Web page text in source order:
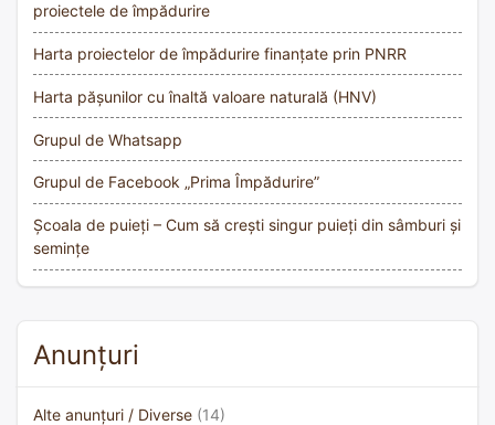
proiectele de împădurire
Harta proiectelor de împădurire finanțate prin PNRR
Harta pășunilor cu înaltă valoare naturală (HNV)
Grupul de Whatsapp
Grupul de Facebook „Prima Împădurire”
Școala de puieți – Cum să crești singur puieți din sâmburi și
semințe
Anunțuri
Alte anunțuri / Diverse (14)